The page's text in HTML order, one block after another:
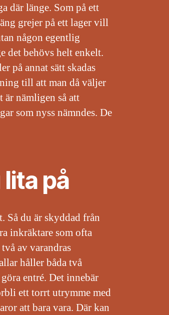
där länge. Som på ett
grejer på ett lager vill
någon egentlig
det behövs helt enkelt.
på annat sätt skadas
till att man då väljer
är nämligen så att
som nyss nämndes. De
på
Så du är skyddad från
inkräktare som ofta
av varandras
håller båda två
entré. Det innebär
ett torrt utrymme med
att bara vara. Där kan